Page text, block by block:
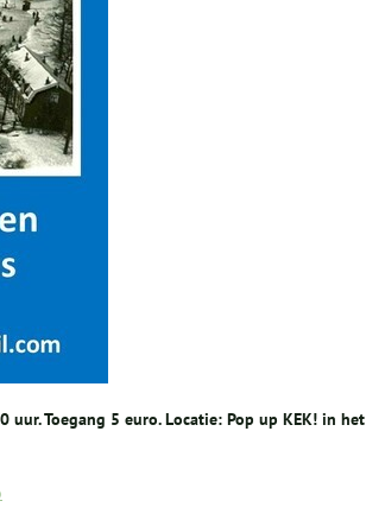
Toegang 5 euro. Locatie: Pop up KEK! in het